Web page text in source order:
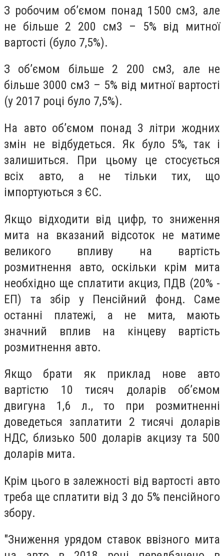
З робочим об’ємом понад 1500 см3, але
не більше 2 200 см3 – 5% від митної
вартості (було 7,5%).
З об’ємом більше 2 200 см3, але не
більше 3000 см3 – 5% від митної вартості
(у 2017 році було 7,5%).
На авто об’ємом понад 3 літри жодних
змін не відбудеться. Як було 5%, так і
залишиться. При цьому це стосується
всіх авто, а не тільки тих, що
імпортуються з ЄС.
Якщо відходити від цифр, то зниження
мита на вказаний відсоток не матиме
великого впливу на вартість
розмитнення авто, оскільки крім мита
необхідно ще сплатити акциз, ПДВ (20% -
ЕП) та збір у Пенсійний фонд. Саме
останні платежі, а не мита, мають
значний вплив на кінцеву вартість
розмитнення авто.
Якщо брати як приклад нове авто
вартістю 10 тисяч доларів об’ємом
двигуна 1,6 л., то при розмитненні
доведеться заплатити 2 тисячі доларів
НДС, близько 500 доларів акцизу та 500
доларів мита.
Крім цього в залежності від вартості авто
треба ще сплатити від 3 до 5% пенсійного
збору.
"Зниження урядом ставок ввізного мита